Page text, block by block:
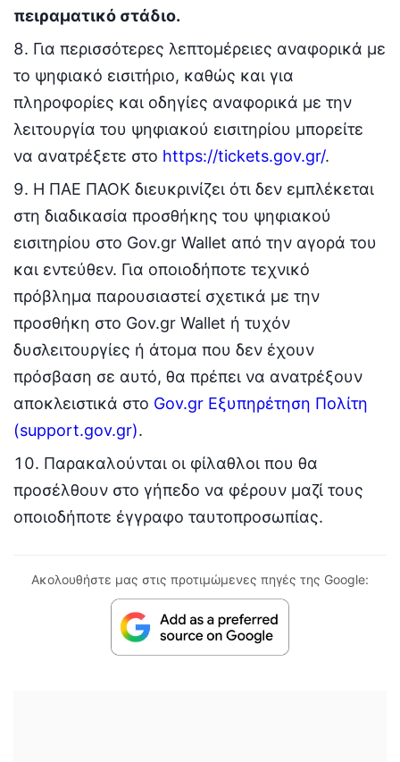
πειραματικό στάδιο.
Για περισσότερες λεπτομέρειες αναφορικά με
το ψηφιακό εισιτήριο, καθώς και για
πληροφορίες και οδηγίες αναφορικά με την
λειτουργία του ψηφιακού εισιτηρίου μπορείτε
να ανατρέξετε στο https://tickets.gov.gr/.
Η ΠΑΕ ΠΑΟΚ διευκρινίζει ότι δεν εμπλέκεται
στη διαδικασία προσθήκης του ψηφιακού
εισιτηρίου στο Gov.gr Wallet από την αγορά του
και εντεύθεν. Για οποιοδήποτε τεχνικό
πρόβλημα παρουσιαστεί σχετικά με την
προσθήκη στο Gov.gr Wallet ή τυχόν
δυσλειτουργίες ή άτομα που δεν έχουν
πρόσβαση σε αυτό, θα πρέπει να ανατρέξουν
αποκλειστικά στο Gov.gr Εξυπηρέτηση Πολίτη
(support.gov.gr).
Παρακαλούνται οι φίλαθλοι που θα
προσέλθουν στο γήπεδο να φέρουν μαζί τους
οποιοδήποτε έγγραφο ταυτοπροσωπίας.
Ακολουθήστε μας στις προτιμώμενες πηγές της Google: